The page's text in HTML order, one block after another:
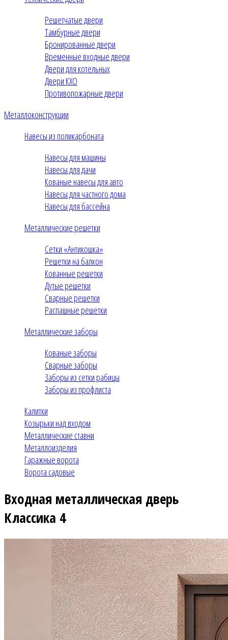
Решетчатые двери
Тамбурные двери
Бронированные двери
Временные входные двери
Двери для котельных
Двери КХО
Противопожарные двери
Металлоконструкции
Навесы из поликарбоната
Навесы для машины
Навесы для дачи
Кованые навесы для авто
Навесы для частного дома
Навесы для бассейна
Металлические решетки
Сетки «Антикошка»
Решетки на балкон
Кованные решетки
Дутые решетки
Сварные решетки
Распашные решетки
Металлические заборы
Кованые заборы
Сварные заборы
Заборы из сетки рабицы
Заборы из профлиста
Калитки
Козырьки над входом
Металлические ставни
Металлоизделия
Гаражные ворота
Ворота садовые
Входная металлическая дверь
Классика 4